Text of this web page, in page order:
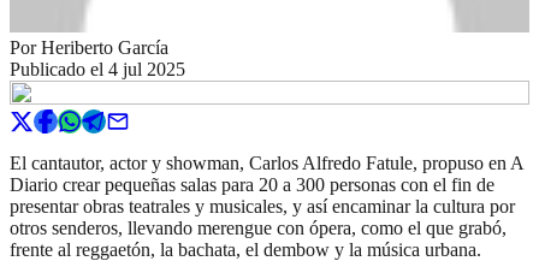
PorHeriberto García
Publicado el 4 jul 2025
El cantautor, actor y showman, Carlos Alfredo Fatule, propuso en A
Diario crear pequeñas salas para 20 a 300 personas con el fin de
presentar obras teatrales y musicales, y así encaminar la cultura por
otros senderos, llevando merengue con ópera, como el que grabó,
frente al reggaetón, la bachata, el dembow y la música urbana.